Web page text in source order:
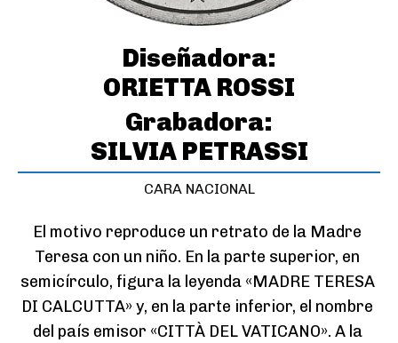
Diseñadora:
ORIETTA ROSSI
Grabadora:
SILVIA PETRASSI
CARA NACIONAL
El motivo reproduce un retrato de la Madre
Teresa con un niño. En la parte superior, en
semicírculo, figura la leyenda «MADRE TERESA
DI CALCUTTA» y, en la parte inferior, el nombre
del país emisor «CITTÀ DEL VATICANO». A la